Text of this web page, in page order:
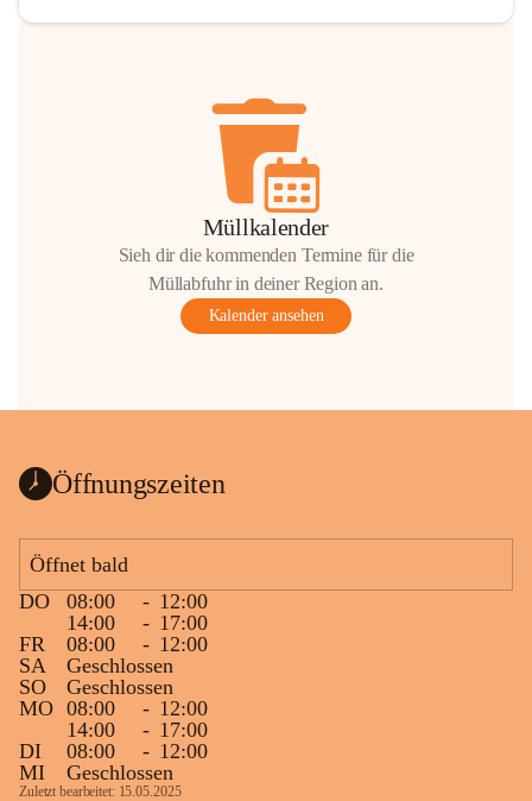
Müllkalender
Sieh dir die kommenden Termine für die
Müllabfuhr in deiner Region an.
Kalender ansehen
Öffnungszeiten
Öffnet bald
DO
08:00 - 12:00
14:00
- 17:00
FR
08:00 - 12:00
SA
Geschlossen
SO
Geschlossen
MO 08:00 - 12:00
14:00
- 17:00
DI
08:00 - 12:00
MI
Geschlossen
Zuletzt bearbeitet: 15.05.2025